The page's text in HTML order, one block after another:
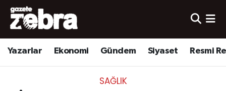
Yazarlar Ekonomi Gündem Siyaset Resmi
SAĞLIK
Yazarlar
Ekonomi
Nöbetçi Eczaneler
Hava Durumu